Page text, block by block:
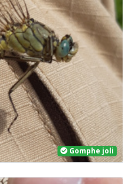
Gomphe joli